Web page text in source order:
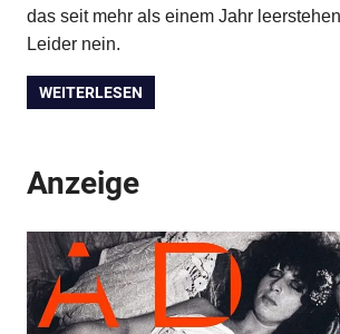
das seit mehr als einem Jahr
Leider nein.
WEITERLESEN
Anzeige